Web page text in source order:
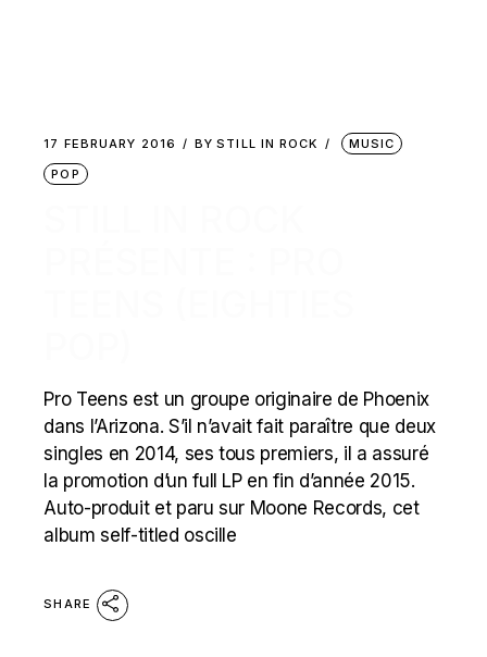
17 FEBRUARY 2016 BY STILL IN ROCK
MUSIC
POP
Pro Teens est un groupe originaire de Phoenix
dans l’Arizona. S’il n’avait fait paraître que deux
singles en 2014, ses tous premiers, il a assuré
la promotion d’un full LP en fin d’année 2015.
Auto-produit et paru sur Moone Records, cet
album self-titled oscille
SHARE